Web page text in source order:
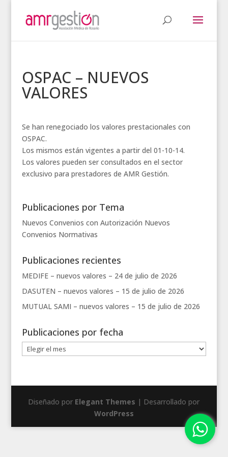
OSPAC – NUEVOS
VALORES
Se han renegociado los valores prestacionales con
OSPAC.
Los mismos están vigentes a partir del 01-10-14.
Los valores pueden ser consultados en el sector
exclusivo para prestadores de AMR Gestión.
Publicaciones por Tema
Nuevos Convenios con Autorización Nuevos
Convenios Normativas
Publicaciones recientes
MEDIFE – nuevos valores – 24 de julio de 2026
DASUTEN – nuevos valores – 15 de julio de 2026
MUTUAL SAMI – nuevos valores – 15 de julio de 2026
Publicaciones por fecha
Publicaciones
por
Diseñado por Elegant Themes | Desarrollado por
WordPress